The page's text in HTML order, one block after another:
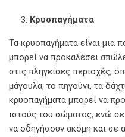
Κρυοπαγήματα
Τα κρυοπαγήματα είναι μια
μπορεί να προκαλέσει
στις πληγείσες περιοχές,
μάγουλα, το πηγούνι, τα
κρυοπαγήματα μπορεί να
ιστούς του σώματος, ενώ
να οδηγήσουν ακόμη και σε